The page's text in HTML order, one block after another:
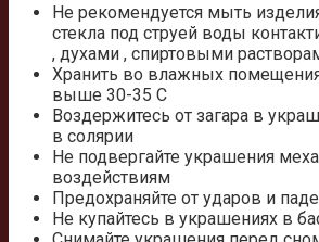
Не рекомендуется мыть
стекла под струей воды
, духами , спиртовыми
Хранить во влажных
выше 30-35 С
Воздержитесь от загара в
в солярии
Не подвергайте украшения
воздействиям
Предохраняйте от ударов и
Не купайтесь в украшениях в